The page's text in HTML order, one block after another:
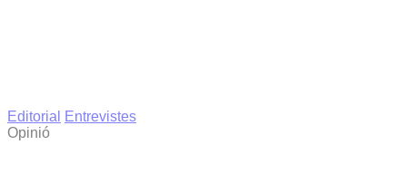
Editorial
Entrevistes
Opinió